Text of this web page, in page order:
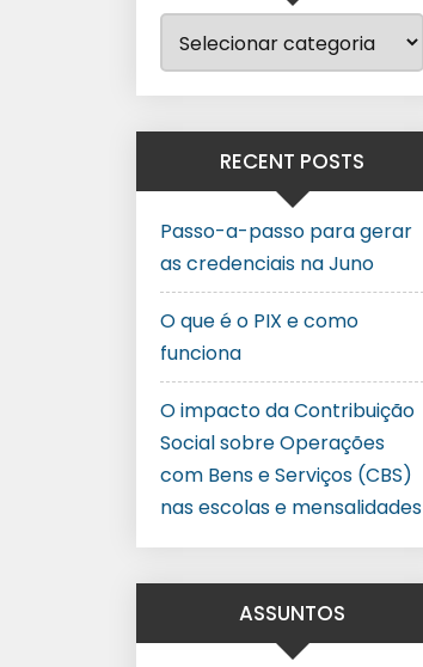
RECENT POSTS
Passo-a-passo para gerar
as credenciais na Juno
O que é o PIX e como
funciona
O impacto da Contribuição
Social sobre Operações
com Bens e Serviços (CBS)
nas escolas e mensalidades
ASSUNTOS